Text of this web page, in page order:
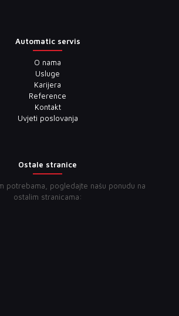
Automatic servis
O nama
Usluge
Karijera
Reference
Kontakt
Uvjeti poslovanja
Ostale stranice
potrebama, pogledajte našu ponudu na
ostalim stranicama: